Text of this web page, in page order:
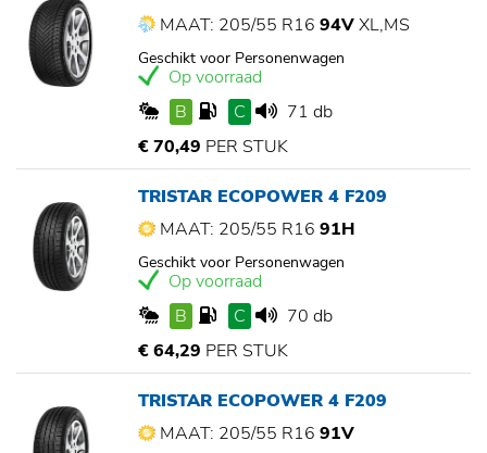
MAAT: 205/55 R16 94VXL,MS
Geschikt voor Personenwagen
Op voorraad
B
C
71 db
€ 70,49 PER STUK
TRISTAR ECOPOWER 4 F209
MAAT: 205/55 R16 91H
Geschikt voor Personenwagen
Op voorraad
B
C
70 db
€ 64,29 PER STUK
TRISTAR ECOPOWER 4 F209
MAAT: 205/55 R16 91V